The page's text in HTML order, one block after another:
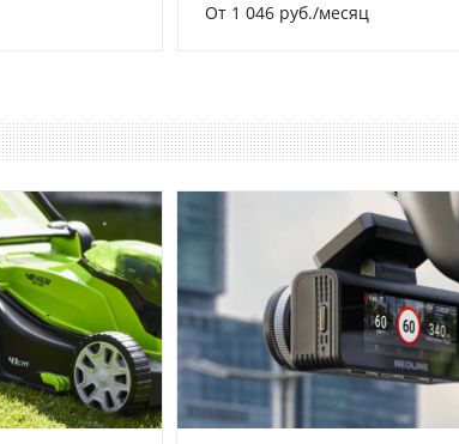
От 1 046 руб./месяц